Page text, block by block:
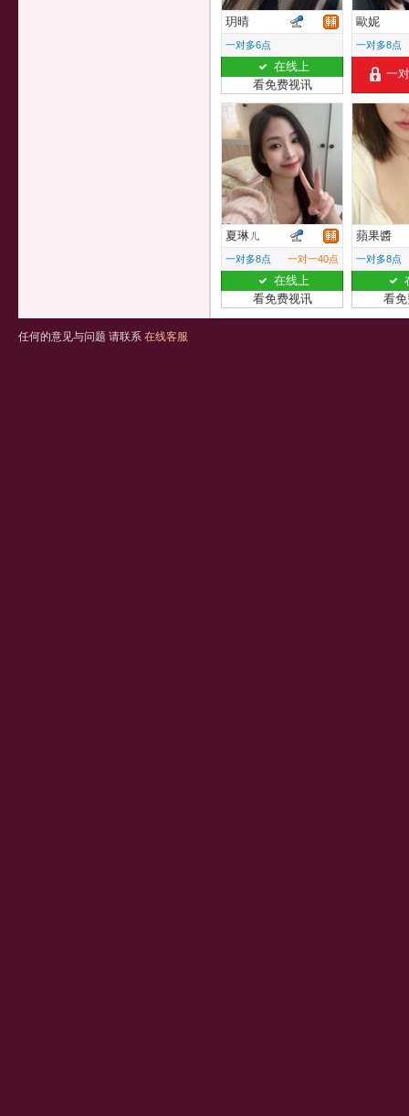
玥晴
一对多6点
在线上
看免费视讯
歐妮
一对多8点
一
夏琳ㄦ
一对多8点 一对一40点
在线上
看免费视讯
蘋果醬
一对多8点
看
任何的意见与问题 请联系 在线客服